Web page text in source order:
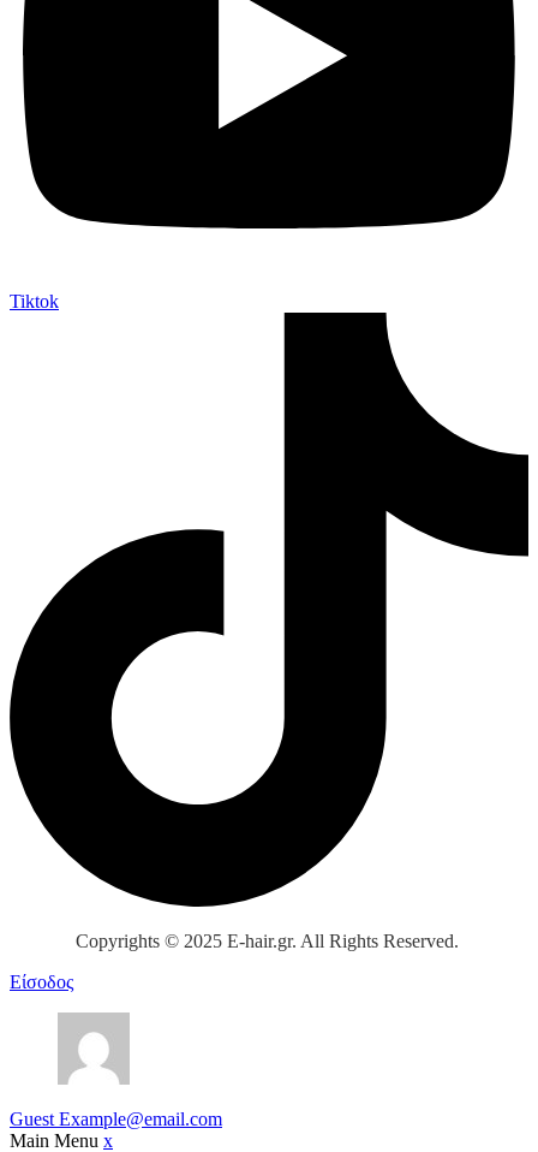
Tiktok
Copyrights © 2025 E-hair.gr. All Rights Reserved.
Είσοδος
Guest Example@email.com
Main Menu x